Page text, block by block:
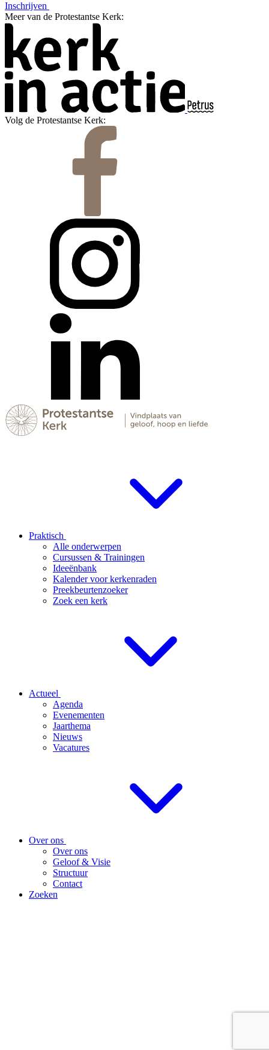
Inschrijven
Meer van de Protestantse Kerk:
Volg de Protestantse Kerk:
Praktisch
Alle onderwerpen
Cursussen & Trainingen
Ideeënbank
Kalender voor kerkenraden
Preekbeurtenzoeker
Zoek een kerk
Actueel
Agenda
Evenementen
Jaarthema
Nieuws
Vacatures
Over ons
Over ons
Geloof & Visie
Structuur
Contact
Zoeken